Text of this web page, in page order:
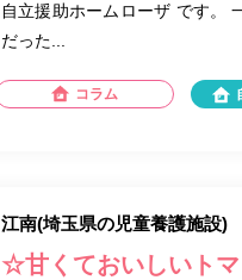
自立援助ホームローザ です。
だった...
コラム
江南(埼玉県の児童養護施設)
☆甘くておいしいト